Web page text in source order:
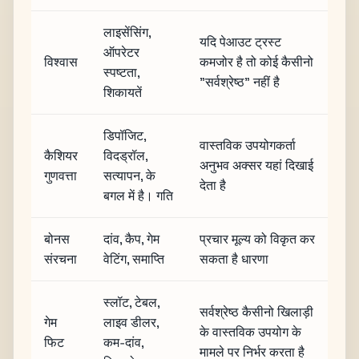
विश्वास
लाइसेंसिंग,
ऑपरेटर
स्पष्टता,
शिकायतें
यदि पेआउट ट्रस्ट
कमजोर है तो कोई कैसीनो
"सर्वश्रेष्ठ" नहीं है
कैशियर
गुणवत्ता
डिपॉजिट,
विदड्रॉल,
सत्यापन, के
बगल में है। गति
वास्तविक उपयोगकर्ता
अनुभव अक्सर यहां दिखाई
देता है
बोनस
संरचना
दांव, कैप, गेम
वेटिंग, समाप्ति
प्रचार मूल्य को विकृत कर
सकता है धारणा
गेम
फिट
स्लॉट, टेबल,
लाइव डीलर,
कम-दांव,
सर्वश्रेष्ठ कैसीनो खिलाड़ी
के वास्तविक उपयोग के
मामले पर निर्भर करता है